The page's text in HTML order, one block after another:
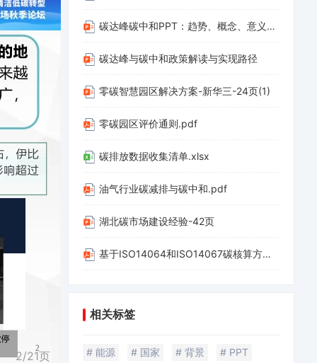
2/21页
碳达峰碳中和PPT：趋势、概念、意义、路径与探索（碳达峰碳中和相关内容介绍及减污降碳的路径解读）(1)
碳达峰与碳中和政策解读与实现路径
零碳智慧园区解决方案-新华三-24页(1)
零碳园区评价通则.pdf
碳排放数据收集清单.xlsx
油气行业碳减排与碳中和.pdf
湖北碳市场建设经验-42页
基于ISO14064和ISO14067碳核算方法应用-20220312-山西科城能源环境创新研究院-39页.pdf
相关标签
# 能源 # 国家 # 背景 # PPT